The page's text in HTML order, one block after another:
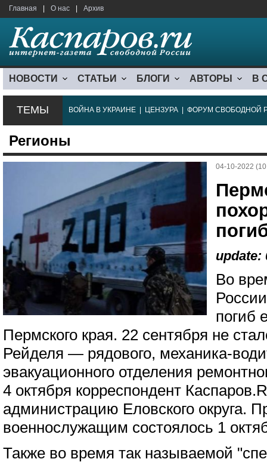
Главная О нас Архив
НОВОСТИ СТАТЬИ БЛОГИ АВТОРЫ В
ТЕМЫ ВОЙНА В УКРАИНЕ ЦЕНЗУРА ФОРУМ СВОБОДНОЙ
Регионы
04-10-2022
update:
Во
погиб
Пермского края. 22 сентября не
Рейделя — рядового, механика-
эвакуационного отделения
4 октября корреспондент
администрацию Еловского округа.
военнослужащим состоялось 1
Также во время так называемой